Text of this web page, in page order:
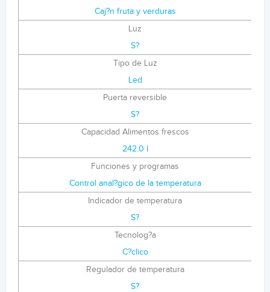
Caj?n fruta y verduras
Luz
S?
Tipo de Luz
Led
Puerta reversible
S?
Capacidad Alimentos frescos
242.0 l
Funciones y programas
Control anal?gico de la temperatura
Indicador de temperatura
S?
Tecnolog?a
C?clico
Regulador de temperatura
S?